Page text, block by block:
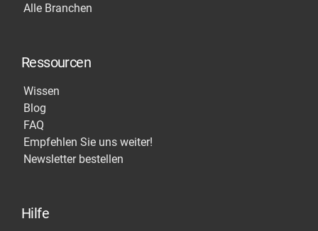
Alle Branchen
Ressourcen
Wissen
Blog
FAQ
Empfehlen Sie uns weiter!
Newsletter bestellen
Hilfe